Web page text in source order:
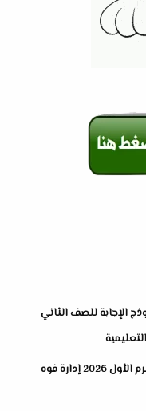
الإجابة للصف الثاني
امتحان الفيزياء للصف الثاني الثانوي الترم الأول 2026 إدارة فوه